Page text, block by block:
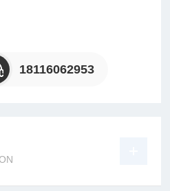
18116062953